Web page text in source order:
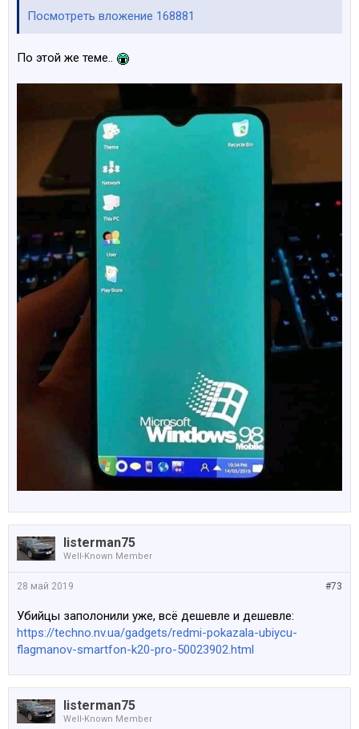
Посмотреть вложение 168881
По этой же теме..
listerman75
Well-Known Member
#73
28 май 2019
Убийцы заполонили уже, всё дешевле и дешевле:
https://techno.nv.ua/gadgets/redmi-pokazala-ubiycu-
flagmanov-smartfon-k20-pro-50023902.html
listerman75
Well-Known Member